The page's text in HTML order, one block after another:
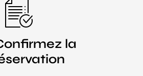
la